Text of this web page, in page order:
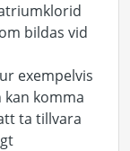
bildas vid
exempelvis
komma
ta tillvara